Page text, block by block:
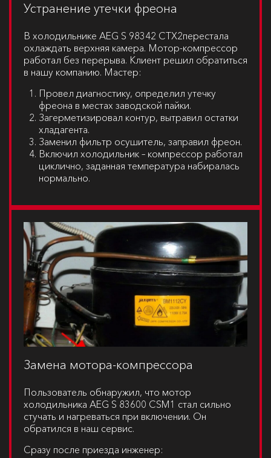
Устранение утечки фреона
В холодильнике AEG S 98342 CTX2перестала
охлаждать верхняя камера. Мотор-компрессор
работал без перерыва. Клиент решил обратиться
в нашу компанию. Мастер:
Провел диагностику, определил утечку
фреона в местах заводской пайки.
Загерметизировал контур, вытравил остатки
хладагента.
Заменил фильтр осушитель, заправил фреон.
Включил холодильник – компрессор работал
циклично, заданная температура набиралась
нормально.
Замена мотора-компрессора
Пользователь обнаружил, что мотор
холодильника AEG S 83600 CSM1 стал сильно
стучать и нагреваться при включении. Он
обратился в наш сервис.
Сразу после приезда инженер: